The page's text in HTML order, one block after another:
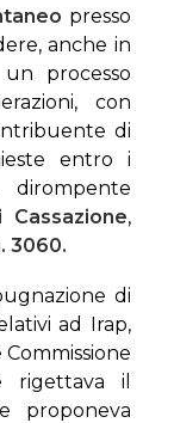
presso
anche in
processo
con
di
entro i
,
3060.
di
ad Irap,
rigettava il
proponeva